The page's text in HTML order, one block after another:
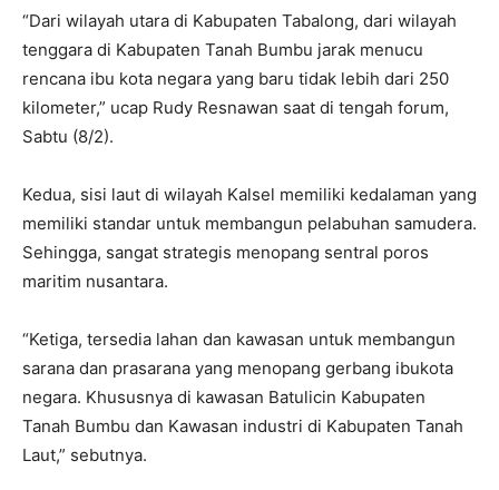
“Dari wilayah utara di Kabupaten Tabalong, dari wilayah
tenggara di Kabupaten Tanah Bumbu jarak menucu
rencana ibu kota negara yang baru tidak lebih dari 250
kilometer,” ucap Rudy Resnawan saat di tengah forum,
Sabtu (8/2).
Kedua, sisi laut di wilayah Kalsel memiliki kedalaman yang
memiliki standar untuk membangun pelabuhan samudera.
Sehingga, sangat strategis menopang sentral poros
maritim nusantara.
“Ketiga, tersedia lahan dan kawasan untuk membangun
sarana dan prasarana yang menopang gerbang ibukota
negara. Khususnya di kawasan Batulicin Kabupaten
Tanah Bumbu dan Kawasan industri di Kabupaten Tanah
Laut,” sebutnya.